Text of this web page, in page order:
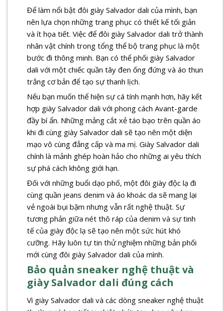
Để làm nổi bật đôi giày Salvador dali của mình, bạn
nên lựa chọn những trang phục có thiết kế tối giản
và ít họa tiết. Việc để đôi giày Salvador dali trở thành
nhân vật chính trong tổng thể bộ trang phục là một
bước đi thông minh. Bạn có thể phối giày Salvador
dali với một chiếc quần tây đen ống đứng và áo thun
trắng cơ bản để tạo sự thanh lịch.
Nếu bạn muốn thể hiện sự cá tính mạnh hơn, hãy kết
hợp giày Salvador dali với phong cách Avant-garde
đầy bí ẩn. Những mảng cắt xẻ táo bạo trên quần áo
khi đi cùng giày Salvador dali sẽ tạo nên một diện
mạo vô cùng đẳng cấp và ma mị. Giày Salvador dali
chính là mảnh ghép hoàn hảo cho những ai yêu thích
sự phá cách không giới hạn.
Đối với những buổi dạo phố, một đôi giày độc lạ đi
cùng quần jeans denim và áo khoác da sẽ mang lại
vẻ ngoài bụi bặm nhưng vẫn rất nghệ thuật. Sự
tương phản giữa nét thô ráp của denim và sự tinh
tế của giày độc lạ sẽ tạo nên một sức hút khó
cưỡng. Hãy luôn tự tin thử nghiệm những bản phối
mới cùng đôi giày Salvador dali của mình.
Bảo quản sneaker nghệ thuật và
giày Salvador dali đúng cách
Vì giày Salvador dali và các dòng sneaker nghệ thuật